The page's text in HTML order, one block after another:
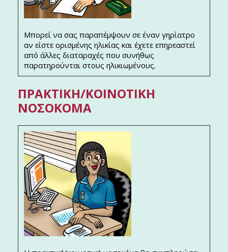
Μπορεί να σας παραπέμψουν σε έναν γηρίατρο
αν είστε ορισμένης ηλικίας και έχετε επηρεαστεί
από άλλες διαταραχές που συνήθως
παρατηρούνται στους ηλικιωμένους.
ΠΡΑΚΤΙΚΉ/ΚΟΙΝΟΤΙΚΉ
ΝΟΣΟΚΌΜΑ